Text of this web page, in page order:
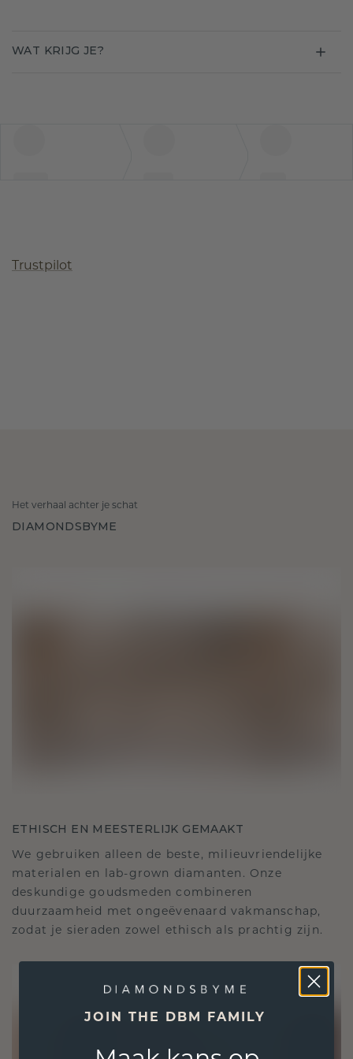
WAT KRIJG JE?
Trustpilot
Het verhaal achter je schat
DIAMONDSBYME
ETHISCH EN MEESTERLIJK GEMAAKT
We gebruiken alleen de beste, milieuvriendelijke
materialen en lab-grown diamanten. Onze
deskundige goudsmeden combineren
duurzaamheid met ongeëvenaard vakmanschap,
zodat je sieraden zowel ethisch als prachtig zijn.
JOIN THE DBM FAMILY